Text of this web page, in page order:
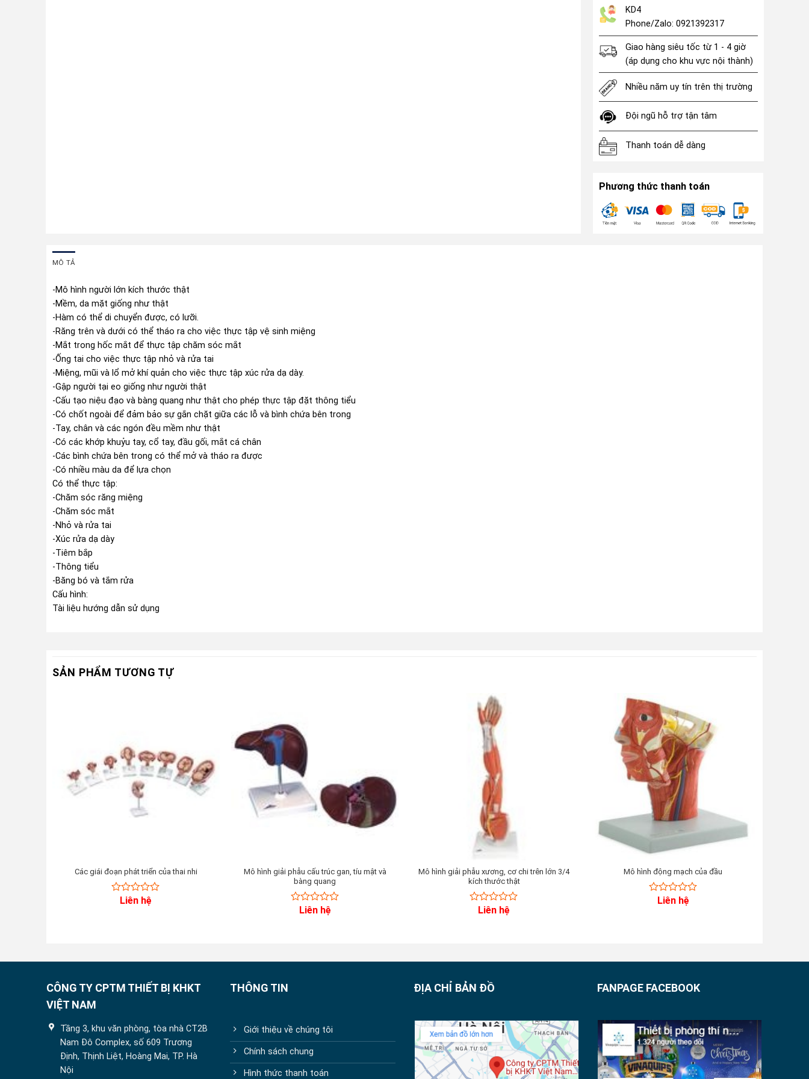
KD4
Phone/Zalo: 0921392317
Giao hàng siêu tốc từ 1 - 4 giờ
(áp dụng cho khu vực nội thành)
Nhiều năm uy tín trên thị trường
Đội ngũ hỗ trợ tận tâm
Thanh toán dễ dàng
Phương thức thanh toán
MÔ TẢ
-Mô hình người lớn kích thước thật
-Mềm, da mặt giống như thật
-Hàm có thể di chuyển được, có lưỡi.
-Răng trên và dưới có thể tháo ra cho việc thực tập vệ sinh miệng
-Mắt trong hốc mắt để thực tập chăm sóc mắt
-Ống tai cho việc thực tập nhỏ và rửa tai
-Miệng, mũi và lổ mở khí quản cho việc thực tập xúc rửa dạ dày.
-Gập người tại eo giống như người thật
-Cấu tạo niệu đạo và bàng quang như thật cho phép thực tập đặt thông tiểu
-Có chốt ngoài để đảm bảo sự gắn chặt giữa các lỗ và bình chứa bên trong
-Tay, chân và các ngón đều mềm như thật
-Có các khớp khuỷu tay, cổ tay, đầu gối, mắt cá chân
-Các bình chứa bên trong có thể mở và tháo ra được
-Có nhiều màu da để lựa chọn
Có thể thực tập:
-Chăm sóc răng miệng
-Chăm sóc mắt
-Nhỏ và rửa tai
-Xúc rửa dạ dày
-Tiêm bắp
-Thông tiểu
-Băng bó và tắm rửa
Cấu hình:
Tài liệu hướng dẫn sử dụng
SẢN PHẨM TƯƠNG TỰ
Các giái đoạn phát triển của thai nhi
Liên hệ
Mô hình giải phẫu cấu trúc gan, tíu mật và
bàng quang
Liên hệ
Mô hình giải phẫu xương, cơ chi trên lớn 3/4
kích thước thật
Liên hệ
Mô hình động mạch của đầu
Liên hệ
CÔNG TY CPTM THIẾT BỊ KHKT
VIỆT NAM
Tầng 3, khu văn phòng, tòa nhà CT2B
Nam Đô Complex, số 609 Trương
Định, Thịnh Liệt, Hoàng Mai, TP. Hà
Nội
THÔNG TIN
Giới thiệu về chúng tôi
Chính sách chung
Hình thức thanh toán
ĐỊA CHỈ BẢN ĐỒ FANPAGE FACEBOOK